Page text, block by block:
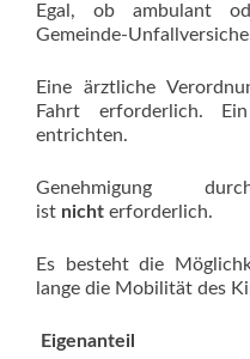
Egal, ob ambulant
Gemeinde-
Eine ärztliche
Fahrt erforderlich.
entrichten.
Genehmigung
ist nicht erforderlich.
Es besteht die
lange die Mobilität des
Eigenanteil